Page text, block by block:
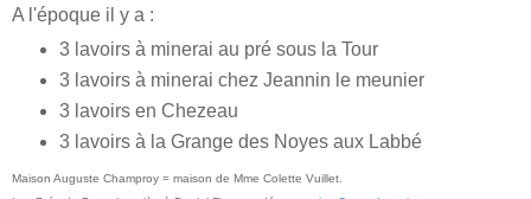
A l'époque il y a :
3 lavoirs à minerai au pré sous la Tour
3 lavoirs à minerai chez Jeannin le meunier
3 lavoirs en Chezeau
3 lavoirs à la Grange des Noyes aux Labbé
Maison Auguste Champroy = maison de Mme Colette Vuillet.